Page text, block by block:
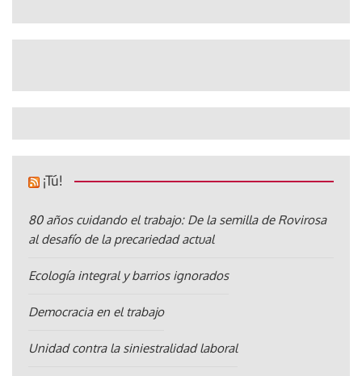
¡Tú!
80 años cuidando el trabajo: De la semilla de Rovirosa
al desafío de la precariedad actual
Ecología integral y barrios ignorados
Democracia en el trabajo
Unidad contra la siniestralidad laboral